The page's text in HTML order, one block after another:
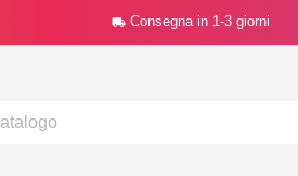
 Consegna in 1-3 giorni